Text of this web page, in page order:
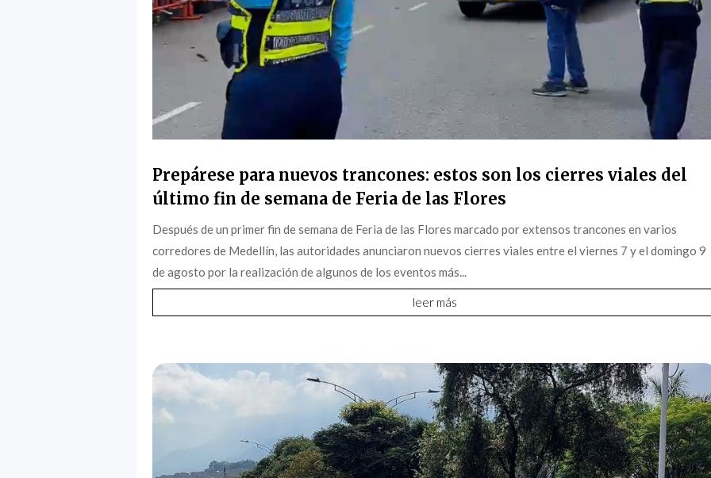
Prepárese para nuevos trancones: estos son los cierres viales del
último fin de semana de Feria de las Flores
Después de un primer fin de semana de Feria de las Flores marcado por extensos trancones en varios
corredores de Medellín, las autoridades anunciaron nuevos cierres viales entre el viernes 7 y el domingo 9
de agosto por la realización de algunos de los eventos más...
leer más